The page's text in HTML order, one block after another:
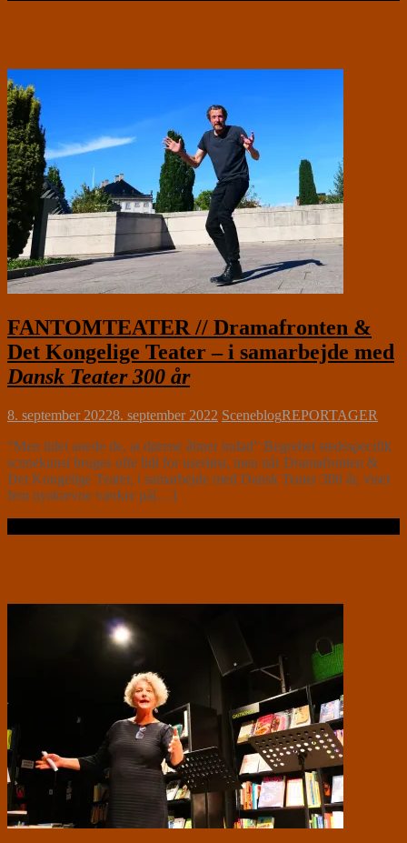
FANTOMTEATER // Dramafronten &
Det Kongelige Teater – i samarbejde med
Dansk Teater 300 år
8. september 20228. september 2022 SceneblogREPORTAGER
”Men lidet anede de, at dørene åbner indad” Begrebet stedsspecifik
scenekunst bruges ofte lidt for useriøst, men når Dramafronten &
Det Kongelige Teater, i samarbejde med Dansk Teater 300 år, viser
fem nyskrevne værker på[…]